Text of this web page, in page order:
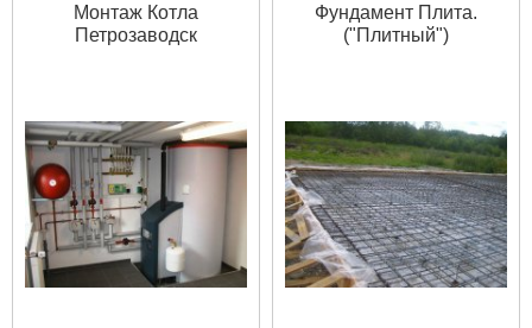
Монтаж Котла
Петрозаводск
Фундамент Плита.
("Плитный")